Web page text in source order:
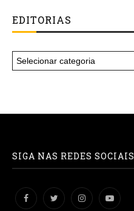
EDITORIAS
SIGA NAS REDES SOCIAIS